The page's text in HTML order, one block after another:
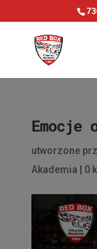
Emocje
utworzone
Akademia
0